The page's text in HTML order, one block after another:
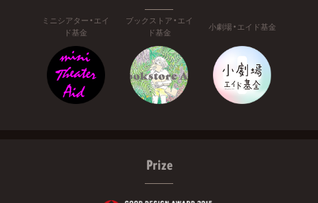
ミニシアター・エイ
ド基金
ブックストア・エイ
ド基金
小劇場・エイド基金
Prize